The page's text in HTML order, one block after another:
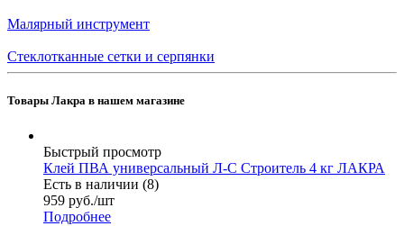
Малярный инструмент
Стеклотканные сетки и серпянки
Товары Лакра в нашем магазине
Быстрый просмотр
Клей ПВА универсальный Л-С Строитель 4 кг ЛАКРА
Есть в наличии (8)
959 руб./шт
Подробнее